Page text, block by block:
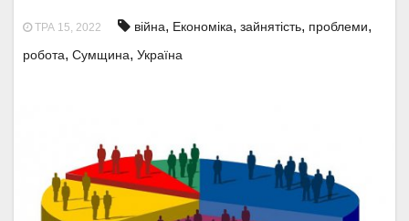
ТРА 15, 2022 війна, Економіка, зайнятість, проблеми,
робота, Сумщина, Україна